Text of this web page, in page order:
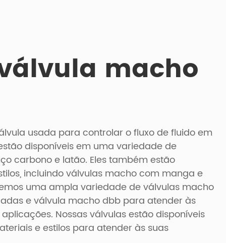
macho
usada para controlar o fluxo de fluido em
disponíveis em uma variedade de
carbono e latão. Eles também estão
incluindo válvulas macho com manga e
uma ampla variedade de válvulas macho
e válvula macho dbb para atender às
Nossas válvulas estão disponíveis
e estilos para atender às suas